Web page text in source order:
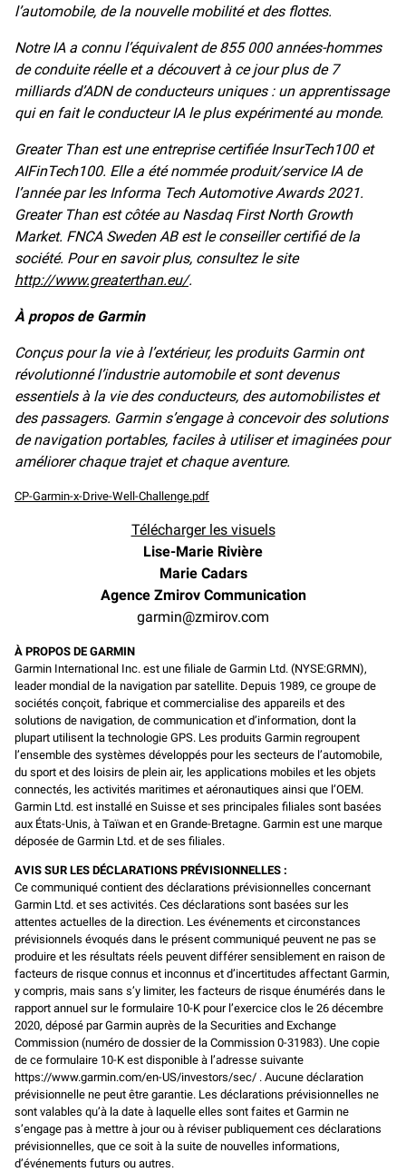
l’automobile, de la nouvelle mobilité et des flottes.
Notre IA a connu l’équivalent de 855 000 années-hommes
de conduite réelle et a découvert à ce jour plus de 7
milliards d’ADN de conducteurs uniques : un apprentissage
qui en fait le conducteur IA le plus expérimenté au monde.
Greater Than est une entreprise certifiée InsurTech100 et
AIFinTech100. Elle a été nommée produit/service IA de
l’année par les Informa Tech Automotive Awards 2021.
Greater Than est côtée au Nasdaq First North Growth
Market. FNCA Sweden AB est le conseiller certifié de la
société. Pour en savoir plus, consultez le site
http://www.greaterthan.eu/.
À propos de Garmin
Conçus pour la vie à l’extérieur, les produits Garmin ont
révolutionné l’industrie automobile et sont devenus
essentiels à la vie des conducteurs, des automobilistes et
des passagers. Garmin s’engage à concevoir des solutions
de navigation portables, faciles à utiliser et imaginées pour
améliorer chaque trajet et chaque aventure.
CP-Garmin-x-Drive-Well-Challenge.pdf
Télécharger les visuels
Lise-Marie Rivière
Marie Cadars
Agence Zmirov Communication
garmin@zmirov.com
À PROPOS DE GARMIN
Garmin International Inc. est une filiale de Garmin Ltd. (NYSE:GRMN),
leader mondial de la navigation par satellite. Depuis 1989, ce groupe de
sociétés conçoit, fabrique et commercialise des appareils et des
solutions de navigation, de communication et d’information, dont la
plupart utilisent la technologie GPS. Les produits Garmin regroupent
l’ensemble des systèmes développés pour les secteurs de l’automobile,
du sport et des loisirs de plein air, les applications mobiles et les objets
connectés, les activités maritimes et aéronautiques ainsi que l’OEM.
Garmin Ltd. est installé en Suisse et ses principales filiales sont basées
aux États-Unis, à Taïwan et en Grande-Bretagne. Garmin est une marque
déposée de Garmin Ltd. et de ses filiales.
AVIS SUR LES DÉCLARATIONS PRÉVISIONNELLES :
Ce communiqué contient des déclarations prévisionnelles concernant
Garmin Ltd. et ses activités. Ces déclarations sont basées sur les
attentes actuelles de la direction. Les événements et circonstances
prévisionnels évoqués dans le présent communiqué peuvent ne pas se
produire et les résultats réels peuvent différer sensiblement en raison de
facteurs de risque connus et inconnus et d’incertitudes affectant Garmin,
y compris, mais sans s’y limiter, les facteurs de risque énumérés dans le
rapport annuel sur le formulaire 10-K pour l’exercice clos le 26 décembre
2020, déposé par Garmin auprès de la Securities and Exchange
Commission (numéro de dossier de la Commission 0-31983). Une copie
de ce formulaire 10-K est disponible à l’adresse suivante
https://www.garmin.com/en-US/investors/sec/ . Aucune déclaration
prévisionnelle ne peut être garantie. Les déclarations prévisionnelles ne
sont valables qu’à la date à laquelle elles sont faites et Garmin ne
s’engage pas à mettre à jour ou à réviser publiquement ces déclarations
prévisionnelles, que ce soit à la suite de nouvelles informations,
d’événements futurs ou autres.